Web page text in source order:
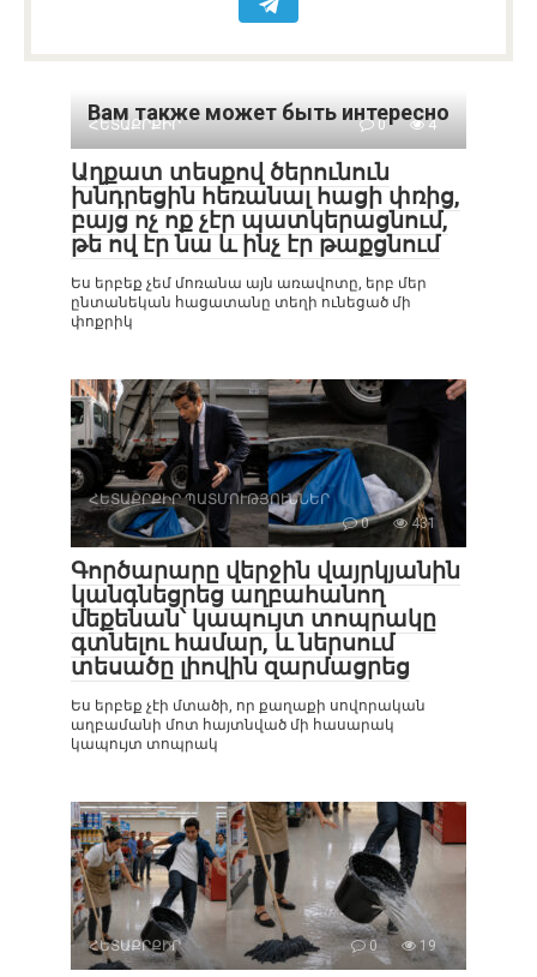
Вам также может быть интересно
ՀԵՏԱՔՐՔԻՐ 0 4
Աղքատ տեսքով ծերունուն
խնդրեցին հեռանալ հացի փռից,
բայց ոչ ոք չէր պատկերացնում,
թե ով էր նա և ինչ էր թաքցնում
Ես երբեք չեմ մոռանա այն առավոտը, երբ մեր
ընտանեկան հացատանը տեղի ունեցած մի
փոքրիկ
ՀԵՏԱՔՐՔԻՐ ՊԱՏՄՈՒԹՅՈՒՆՆԵՐ
0
431
Գործարարը վերջին վայրկյանին
կանգնեցրեց աղբահանող
մեքենան՝ կապույտ տոպրակը
գտնելու համար, և ներսում
տեսածը լիովին զարմացրեց
Ես երբեք չէի մտածի, որ քաղաքի սովորական
աղբամանի մոտ հայտնված մի հասարակ
կապույտ տոպրակ
ՀԵՏԱՔՐՔԻՐ 0 19